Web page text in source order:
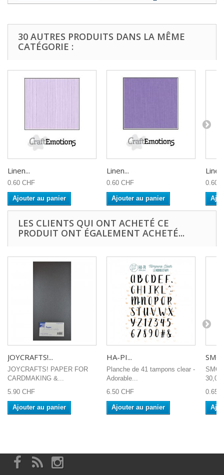
30 AUTRES PRODUITS DANS LA MÊME
CATÉGORIE :
Linen...
0.60 CHF
Ajouter au panier
Linen...
0.60 CHF
Ajouter au panier
0.60
LES CLIENTS QUI ONT ACHETÉ CE
PRODUIT ONT ÉGALEMENT ACHETÉ...
JOYCRAFTS!...
JOYCRAFTS! PAPER FOR
CARDMAKING &...
5.90 CHF
Ajouter au panier
HA-PI...
Planche de 41 tampons clear -
Adorable...
6.50 CHF
Ajouter au panier
0.65